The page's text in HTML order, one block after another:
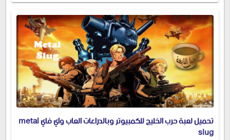
تحميل لعبة حرب الخليج للكمبيوتر وبالدراعات العاب واي فاي metal
slug